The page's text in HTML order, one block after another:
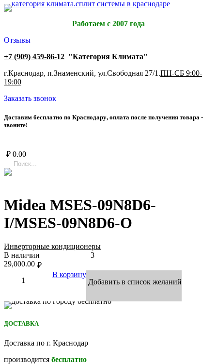
Работаем с 2007 года
Отзывы
+7 (909) 459-86-12 "Категория Климата"
г.Краснодар, п.Знаменский, ул.Свободная 27/1.ПН-СБ 9:00-
19:00
Заказать звонок
Доставим бесплатно по Краснодару, оплата после получения товара -
звоните!
₽ 0.00
Midea MSES-09N8D6-
I/MSES-09N8D6-O
Инверторные кондиционеры
В наличии
3
₽
29,000.00
В корзину
Добавить в список желаний
ДОСТАВКА
Доставка по г. Краснодар
производится бесплатно